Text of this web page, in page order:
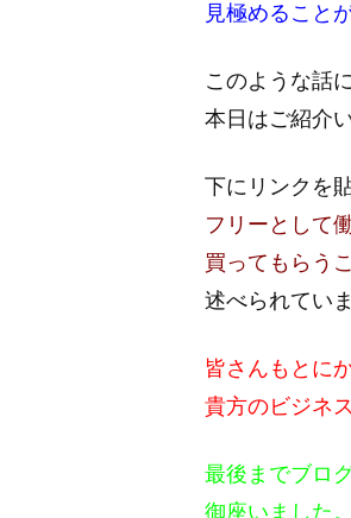
見極めること
このような話
本日はご紹介
下にリンクを
フリーとして
買ってもらう
述べられていま
皆さんもとに
貴方のビジネ
最後までブロ
御座いました。